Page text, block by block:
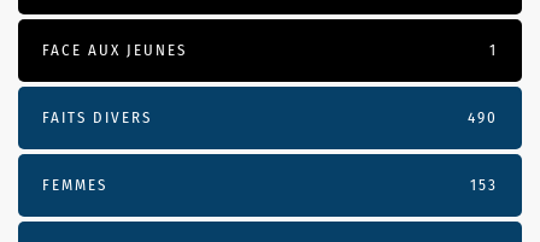
FACE AUX JEUNES 1
FAITS DIVERS 490
FEMMES 153